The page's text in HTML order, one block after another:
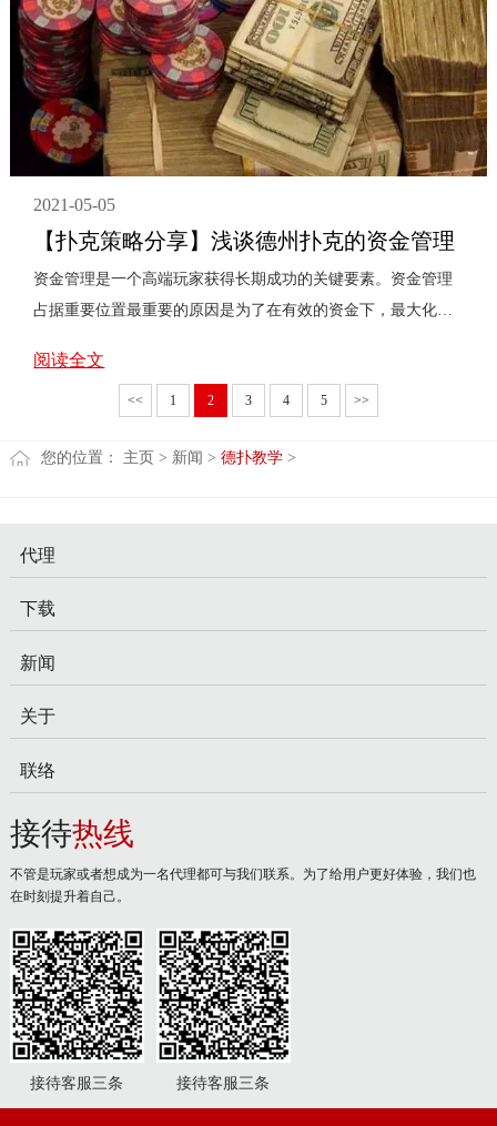
2021-05-05
【扑克策略分享】浅谈德州扑克的资金管理
资金管理是一个高端玩家获得长期成功的关键要素。资金管理
占据重要位置最重要的原因是为了在有效的资金下，最大化的
度...
阅读全文
<< 1 2 3 4 5 >>
您的位置： 主页 > 新闻 > 德扑教学>
代理
下载
新闻
关于
联络
接待热线
不管是玩家或者想成为一名代理都可与我们联系。为了给用户更好体验，我们也
在时刻提升着自己。
接待客服三条 接待客服三条